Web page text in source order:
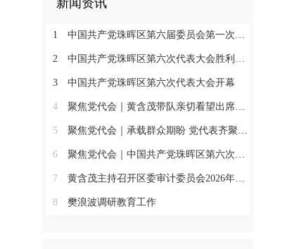
新闻资讯
1 中国共产党珠晖区第六届委员会第一次全体会议召开
2 中国共产党珠晖区第六次代表大会胜利闭幕
3 中国共产党珠晖区第六次代表大会开幕
4 聚焦党代会｜黄含茂带队亲切看望出席珠晖区第六次党代会的代表
5 聚焦党代会｜承载群众期盼 党代表齐聚报到
6 聚焦党代会｜中国共产党珠晖区第六次代表大会召开各代表团召集人会议
7 黄含茂主持召开区委审计委员会2026年第一次会议
8 樊浪波调研教育工作